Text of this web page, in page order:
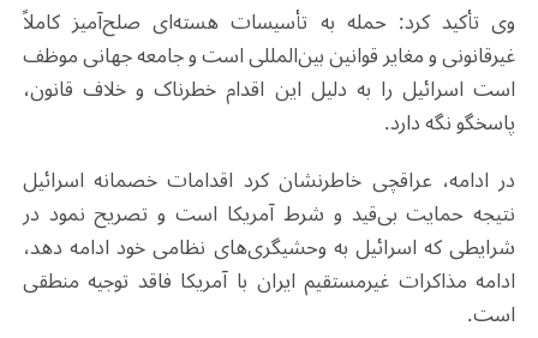
وی تأکید کرد: ​​حمله به تأسیسات هسته‌ای صلح‌آمیز کاملاً
غیرقانونی و مغایر قوانین بین‌المللی است​​ و جامعه جهانی موظف
است اسرائیل را به دلیل این اقدام خطرناک و خلاف قانون،
پاسخگو نگه دارد.
در ادامه، عراقچی خاطرنشان کرد اقدامات خصمانه اسرائیل
نتیجه ​​حمایت بی‌قید و شرط آمریکا​​ است و تصریح نمود در
شرایطی که اسرائیل به ​​وحشیگری‌های نظامی​​ خود ادامه دهد،
ادامه مذاکرات غیرمستقیم ایران با آمریکا فاقد توجیه منطقی
است.